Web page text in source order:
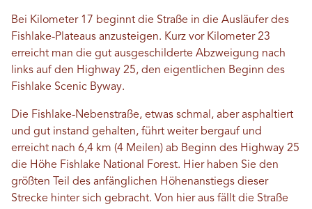
Bei Kilometer 17 beginnt die Straße in die Ausläufer des
Fishlake-Plateaus anzusteigen. Kurz vor Kilometer 23
erreicht man die gut ausgeschilderte Abzweigung nach
links auf den Highway 25, den eigentlichen Beginn des
Fishlake Scenic Byway.
Die Fishlake-Nebenstraße, etwas schmal, aber asphaltiert
und gut instand gehalten, führt weiter bergauf und
erreicht nach 6,4 km (4 Meilen) ab Beginn des Highway 25
die Höhe Fishlake National Forest. Hier haben Sie den
größten Teil des anfänglichen Höhenanstiegs dieser
Strecke hinter sich gebracht. Von hier aus fällt die Straße